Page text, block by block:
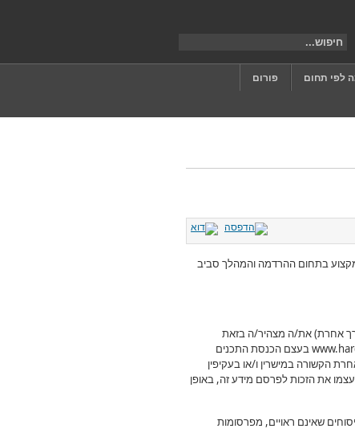
לפי תחום
פורום
בתחום ההרדמה והמהלך סביב
אחרת) את/ה מצהיר/ה בזאת
בעצם הכנסת התכנים
הקשורה במישרין ו/או בעקיפין
את הזכות לפרסם מידע זה, באופן
שאינם ראויים, מפרסומות